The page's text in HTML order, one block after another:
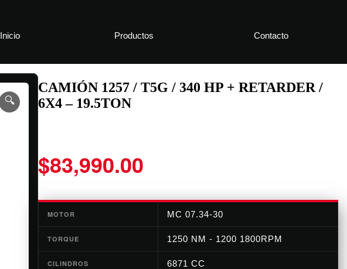
Inicio Productos Contacto
🔍
CAMIÓN 1257 / T5G / 340 HP + RETARDER /
6X4 – 19.5TON
$83,990.00
MOTOR MC 07.34-30
TORQUE 1250 NM - 1200 1800RPM
CILINDROS 6871 CC